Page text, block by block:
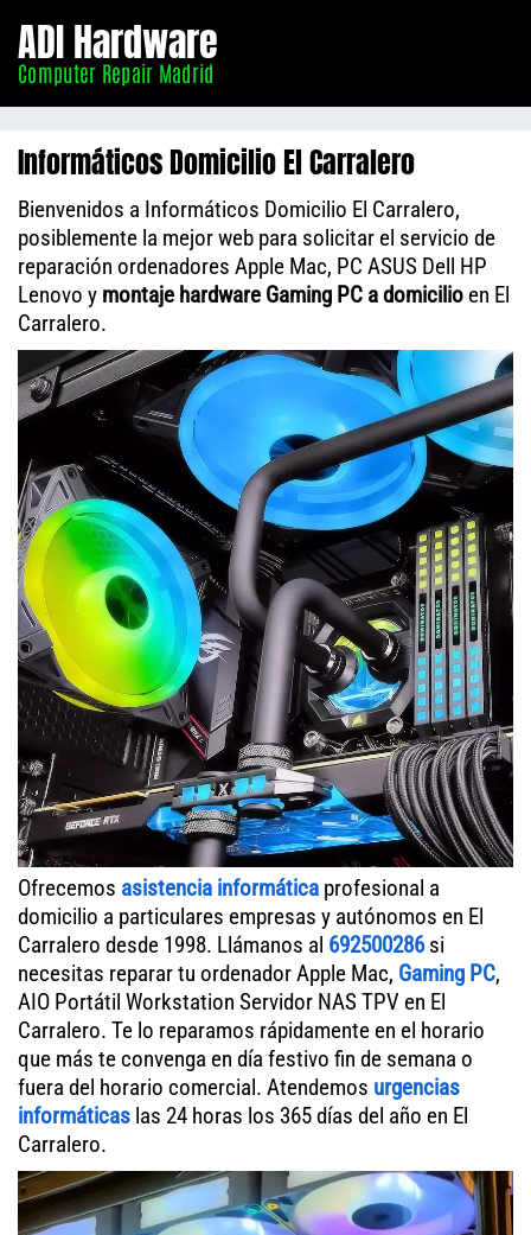
Madrid
ADI Hardware
Computer Repair Madrid
Informáticos Domicilio El Carralero
Bienvenidos a Informáticos Domicilio El Carralero,
posiblemente la mejor web para solicitar el servicio de
reparación ordenadores Apple Mac, PC ASUS Dell HP
Lenovo y montaje hardware Gaming PC a domicilio en El
Carralero.
Ofrecemos asistencia informática profesional a
domicilio a particulares empresas y autónomos en El
Carralero desde 1998. Llámanos al 692500286si
necesitas reparar tu ordenador Apple Mac, Gaming PC,
AIO Portátil Workstation Servidor NAS TPV en El
Carralero. Te lo reparamos rápidamente en el horario
que más te convenga en día festivo fin de semana o
fuera del horario comercial. Atendemos urgencias
informáticas las 24 horas los 365 días del año en El
Carralero.